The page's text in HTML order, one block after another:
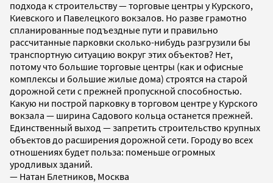
подхода к строительству — торговые центры у Курского,
Киевского и Павелецкого вокзалов. Но разве грамотно
спланированные подъездные пути и правильно
рассчитанные парковки сколько-нибудь разгрузили бы
транспортную ситуацию вокруг этих объектов? Нет,
потому что большие торговые центры (как и офисные
комплексы и большие жилые дома) строятся на старой
дорожной сети с прежней пропускной способностью.
Какую ни построй парковку в торговом центре у Курского
вокзала — ширина Садового кольца останется прежней.
Единственный выход — запретить строительство крупных
объектов до расширения дорожной сети. Городу во всех
отношениях будет польза: поменьше огромных
уродливых зданий.
— Натан Блетников, Москва